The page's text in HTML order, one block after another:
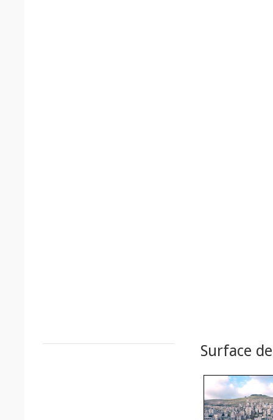
Surface